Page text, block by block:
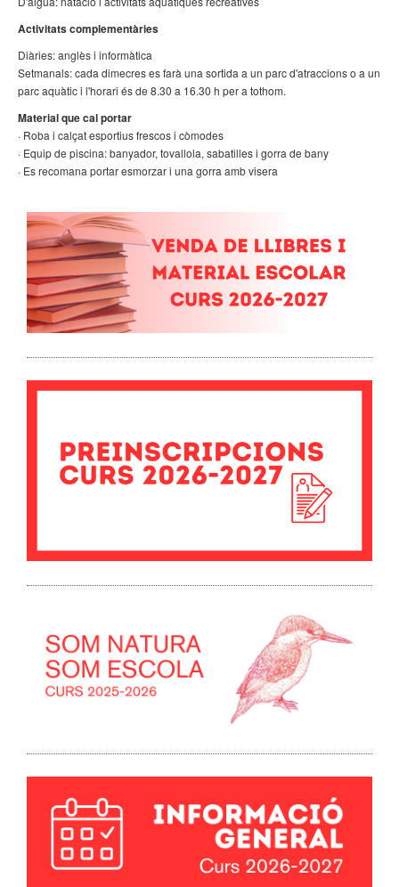
Activitats complementàries
Diàries: anglès i informàtica
Setmanals: cada dimecres es farà una sortida a un parc d'atraccions o a un
parc aquàtic i l'horari és de 8.30 a 16.30 h per a tothom.
Material que cal portar
· Roba i calçat esportius frescos i còmodes
· Equip de piscina: banyador, tovallola, sabatilles i gorra de bany
· Es recomana portar esmorzar i una gorra amb visera